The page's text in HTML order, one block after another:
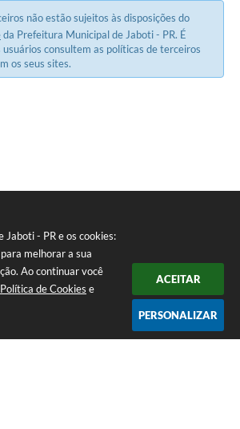
- PR e os cookies:
melhorar a sua
Ao continuar você
Política de Cookies e
ACEITAR
PERSONALIZAR
não estão sujeitos às disposições do
da Prefeitura Municipal de Jaboti - PR. É
usuários consultem as políticas de terceiros
os seus sites.